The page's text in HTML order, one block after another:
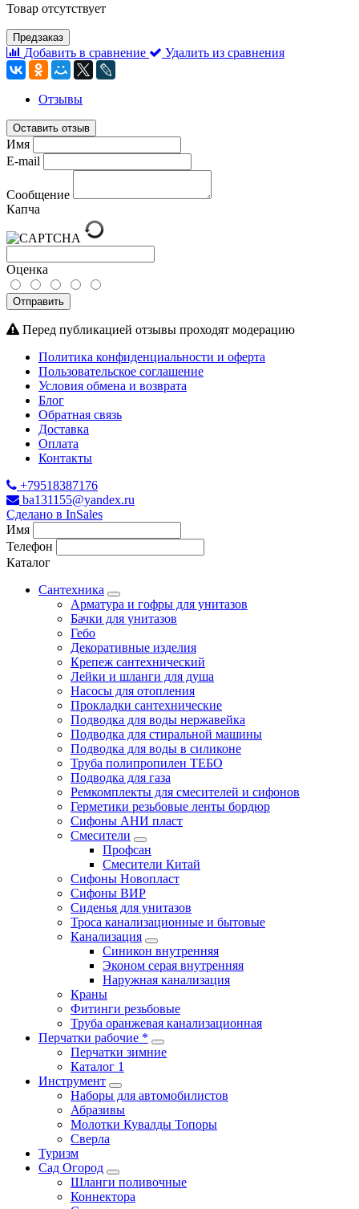
Товар отсутствует
Предзаказ
Добавить в сравнение Удалить из сравнения
Отзывы
Оставить отзыв
Имя
E-mail
Сообщение
Капча
Оценка
Отправить
Перед публикацией отзывы проходят модерацию
Политика конфиденциальности и оферта
Пользовательское соглашение
Условия обмена и возврата
Блог
Обратная связь
Доставка
Оплата
Контакты
+79518387176
ba131155@yandex.ru
Сделано в InSales
Имя
Телефон
Каталог
Сантехника
Арматура и гофры для унитазов
Бачки для унитазов
Гебо
Декоративные изделия
Крепеж сантехнический
Лейки и шланги для душа
Насосы для отопления
Прокладки сантехнические
Подводка для воды нержавейка
Подводка для стиральной машины
Подводка для воды в силиконе
Труба полипропилен ТЕБО
Подводка для газа
Ремкомплекты для смесителей и сифонов
Герметики резьбовые ленты бордюр
Сифоны АНИ пласт
Смесители
Профсан
Смесители Китай
Сифоны Новопласт
Сифоны ВИР
Сиденья для унитазов
Троса канализационные и бытовые
Канализация
Синикон внутренняя
Эконом серая внутренняя
Наружная канализация
Краны
Фитинги резьбовые
Труба оранжевая канализационная
Перчатки рабочие *
Перчатки зимние
Каталог 1
Инструмент
Наборы для автомобилистов
Абразивы
Молотки Кувалды Топоры
Сверла
Туризм
Сад Огород
Шланги поливочные
Коннектора